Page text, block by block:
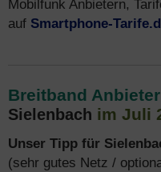
Mobilfunk Anbietern,
auf Smartphone-
Breitband
Sielenbach im Juli
Unser Tipp für
(sehr gutes Netz /